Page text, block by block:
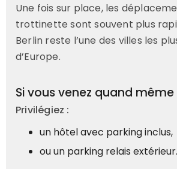
Une fois sur place, les
trottinette sont souvent plus
Berlin reste l’une des villes les
d’Europe.
Si vous venez quand
Privilégiez :
un hôtel avec parking inclus,
ou un parking relais extérieur.